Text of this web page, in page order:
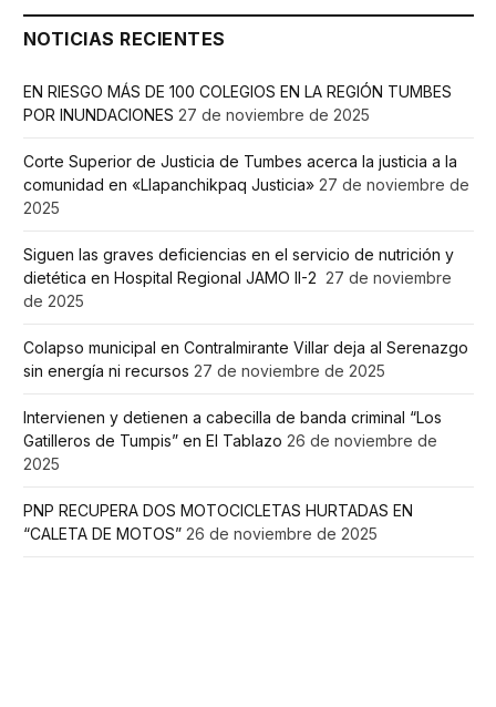
NOTICIAS RECIENTES
EN RIESGO MÁS DE 100 COLEGIOS EN LA REGIÓN TUMBES
POR INUNDACIONES 27 de noviembre de 2025
Corte Superior de Justicia de Tumbes acerca la justicia a la
comunidad en «Llapanchikpaq Justicia» 27 de noviembre de
2025
Siguen las graves deficiencias en el servicio de nutrición y
dietética en Hospital Regional JAMO II-2 27 de noviembre
de 2025
Colapso municipal en Contralmirante Villar deja al Serenazgo
sin energía ni recursos 27 de noviembre de 2025
Intervienen y detienen a cabecilla de banda criminal “Los
Gatilleros de Tumpis” en El Tablazo 26 de noviembre de
2025
PNP RECUPERA DOS MOTOCICLETAS HURTADAS EN
“CALETA DE MOTOS” 26 de noviembre de 2025